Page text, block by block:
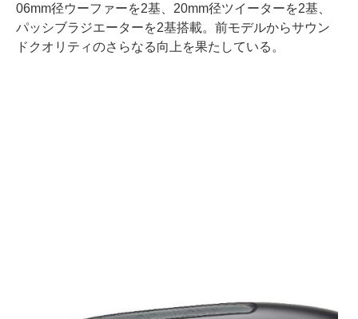
06mm径ウーファーを2基、20mm径ツイーターを2基、
パッシブラジエーターを2基搭載。前モデルからサウン
ドクオリティのさらなる向上を果たしている。